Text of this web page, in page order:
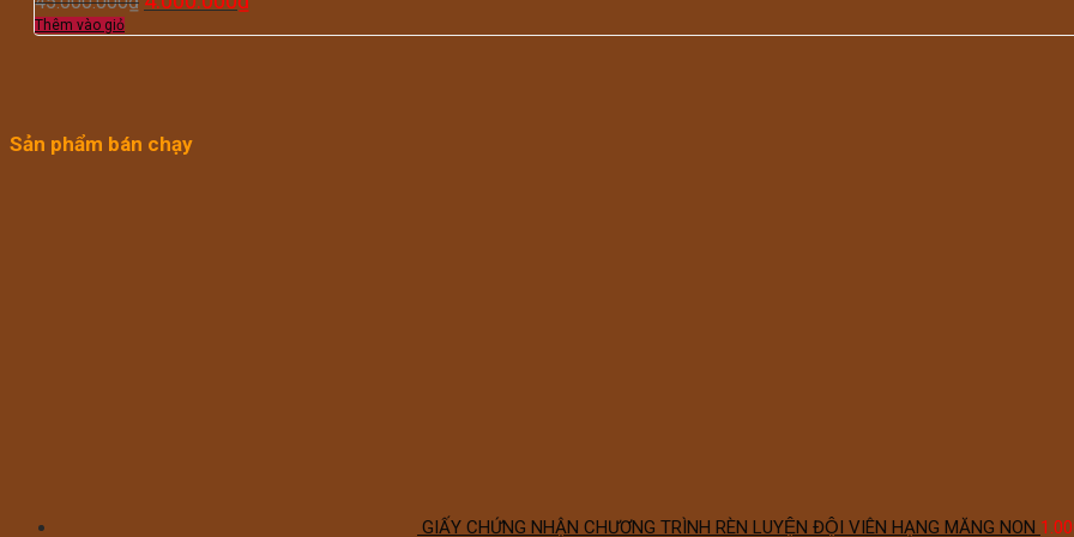
Thêm vào giỏ
Sản phẩm bán chạy
GIẤY CHỨNG NHẬN CHƯƠNG TRÌNH RÈN LUYỆN ĐỘI VIÊN HẠNG MĂNG NON